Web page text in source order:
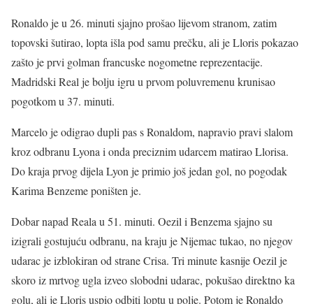
Ronaldo je u 26. minuti sjajno prošao lijevom stranom, zatim
topovski šutirao, lopta išla pod samu prečku, ali je Lloris pokazao
zašto je prvi golman francuske nogometne reprezentacije.
Madridski Real je bolju igru u prvom poluvremenu krunisao
pogotkom u 37. minuti.
Marcelo je odigrao dupli pas s Ronaldom, napravio pravi slalom
kroz odbranu Lyona i onda preciznim udarcem matirao Llorisa.
Do kraja prvog dijela Lyon je primio još jedan gol, no pogodak
Karima Benzeme poništen je.
Dobar napad Reala u 51. minuti. Oezil i Benzema sjajno su
izigrali gostujuću odbranu, na kraju je Nijemac tukao, no njegov
udarac je izblokiran od strane Crisa. Tri minute kasnije Oezil je
skoro iz mrtvog ugla izveo slobodni udarac, pokušao direktno ka
golu, ali je Lloris uspio odbiti loptu u polje. Potom je Ronaldo